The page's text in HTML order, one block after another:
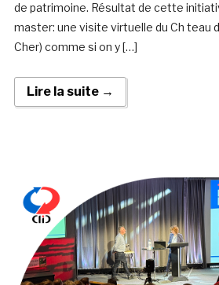
de patrimoine. Résultat de cette
master: une visite virtuelle du Ch teau
Cher) comme si on y […]
Lire la suite →